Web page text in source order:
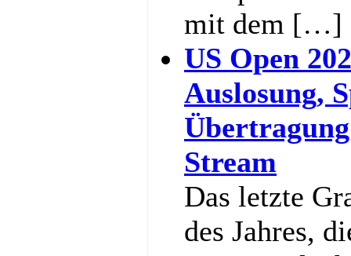
mit dem […]
US Open
Auslosung,
Stream
Das letzte
des Jahres,